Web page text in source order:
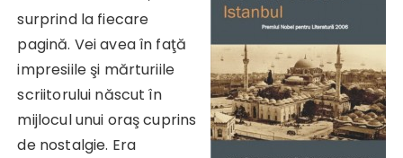
surprind la fiecare
pagină. Vei avea în faţă
impresiile şi mărturiile
scriitorului născut în
mijlocul unui oraş cuprins
de nostalgie. Era